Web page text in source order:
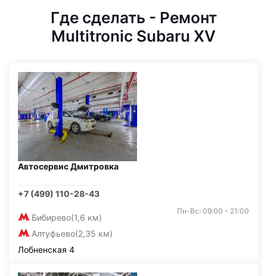
Где сделать - Ремонт
Multitronic Subaru XV
Автосервис Дмитровка
+7 (499) 110-28-43
Бибирево(1,6 км)
Алтуфьево(2,35 км)
Пн-Вс: 09:00 - 21:00
Лобненская 4